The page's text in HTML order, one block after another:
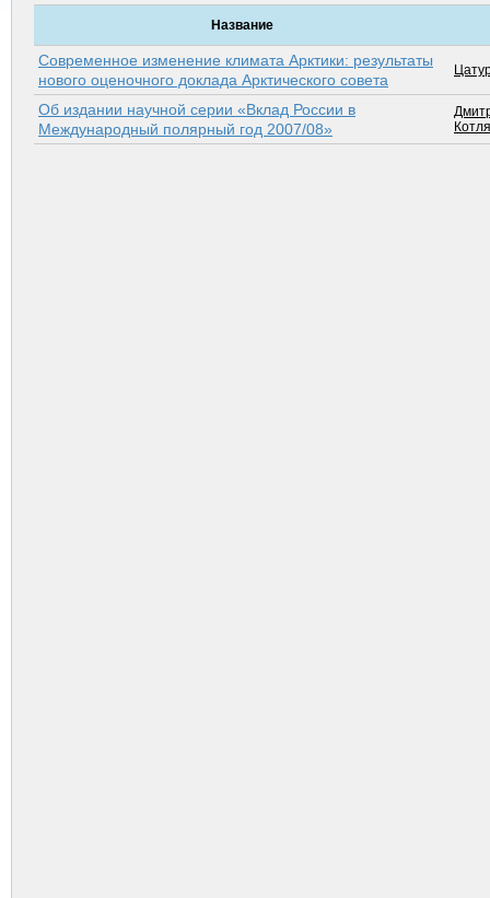
Название
Современное изменение климата Арктики: результаты
нового оценочного доклада Арктического совета
Об издании научной серии «Вклад России в
Международный полярный год 2007/08»